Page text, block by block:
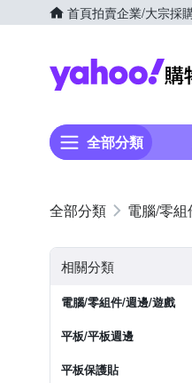
首頁拍賣企業/大宗採
全部分類
電腦/零
相關分類
電腦/零組件/週邊/遊戲
平板/平板週邊
平板保護貼